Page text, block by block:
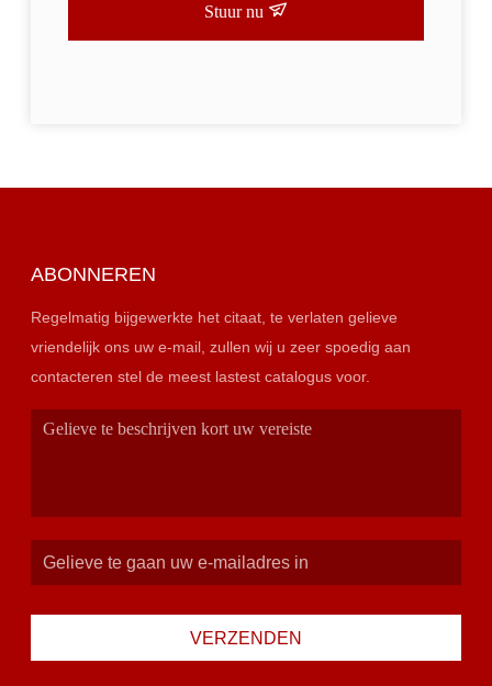
Stuur nu
ABONNEREN
Regelmatig bijgewerkte het citaat, te verlaten gelieve
vriendelijk ons uw e-mail, zullen wij u zeer spoedig aan
contacteren stel de meest lastest catalogus voor.
VERZENDEN